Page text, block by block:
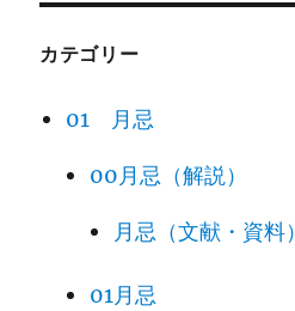
カテゴリー
01 月忌
00月忌（解説）
月忌（文献・資料）
01月忌